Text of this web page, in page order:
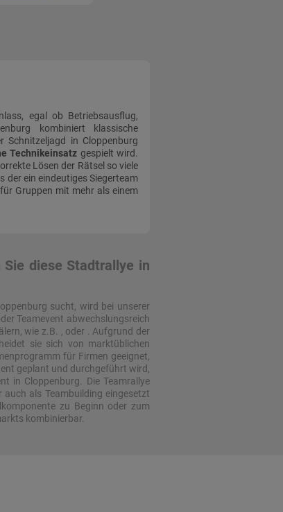
egal ob Betriebsausflug,
kombiniert klassische
Schnitzeljagd in Cloppenburg
Technikeinsatz gespielt wird.
Lösen der Rätsel so viele
der ein eindeutiges Siegerteam
Gruppen mit mehr als einem
Sie diese Stadtrallye in
sucht, wird bei unserer
Teamevent abwechslungsreich
wie z.B. , oder . Aufgrund der
sie sich von marktüblichen
für Firmen geeignet,
geplant und durchgeführt wird,
in Cloppenburg. Die Teamrallye
als Teambuilding eingesetzt
zu Beginn oder zum
kombinierbar.